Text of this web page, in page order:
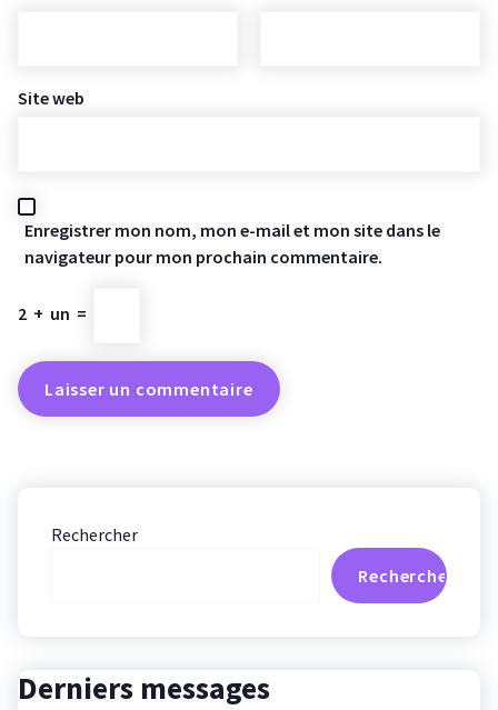
Site web
Enregistrer mon nom, mon e-mail et mon site dans le
navigateur pour mon prochain commentaire.
2 + un =
Rechercher
Rechercher
Derniers messages